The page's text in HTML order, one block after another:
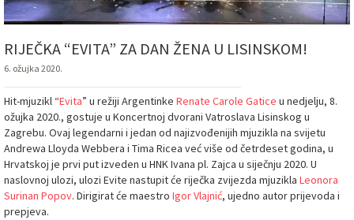
RIJEČKA “EVITA” ZA DAN ŽENA U LISINSKOM!
6. ožujka 2020.
Hit-mjuzikl “Evita” u režiji Argentinke Renate Carole Gatice u nedjelju, 8.
ožujka 2020., gostuje u Koncertnoj dvorani Vatroslava Lisinskog u
Zagrebu. Ovaj legendarni i jedan od najizvođenijih mjuzikla na svijetu
Andrewa Lloyda Webbera i Tima Ricea već više od četrdeset godina, u
Hrvatskoj je prvi put izveden u HNK Ivana pl. Zajca u siječnju 2020. U
naslovnoj ulozi, ulozi Evite nastupit će riječka zvijezda mjuzikla Leonora
Surinan Popov. Dirigirat će maestro Igor Vlajnić, ujedno autor prijevoda i
prepjeva.